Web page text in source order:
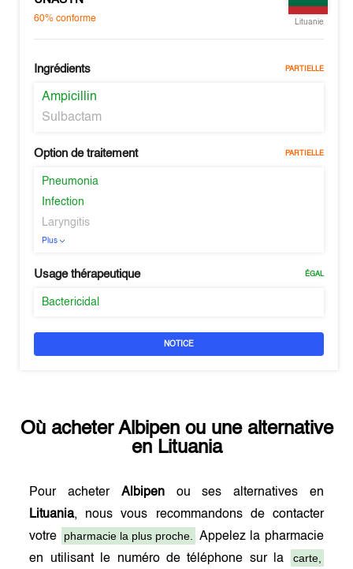
60%conforme Lituanie
Ingrédients PARTIELLE
Ampicillin
Sulbactam
Option de traitement PARTIELLE
Pneumonia
Infection
Laryngitis
Plus
Usage thérapeutique ÉGAL
Bactericidal
NOTICE
Où acheter Albipenou une alternative
en Lituania
Pour acheter Albipenou ses alternatives en
Lituania, nous vous recommandons de contacter
votre
pharmacie la plus proche.
Appelez la pharmacie
en utilisant le numéro de téléphone sur la
carte,